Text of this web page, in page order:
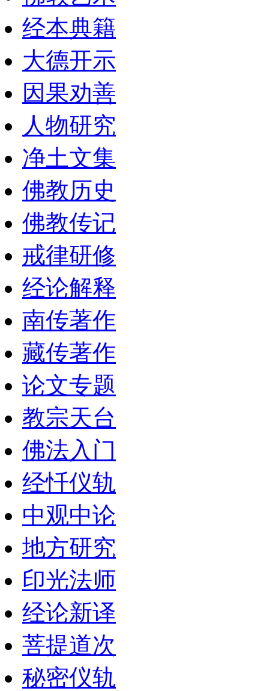
经本典籍
大德开示
因果劝善
人物研究
净土文集
佛教历史
佛教传记
戒律研修
经论解释
南传著作
藏传著作
论文专题
教宗天台
佛法入门
经忏仪轨
中观中论
地方研究
印光法师
经论新译
菩提道次
秘密仪轨